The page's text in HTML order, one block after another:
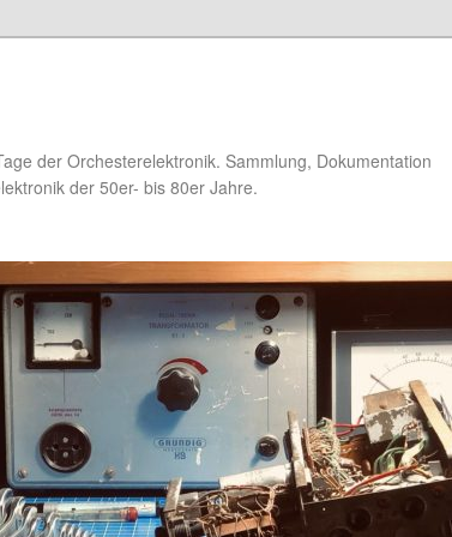
der Orchesterelektronik. Sammlung, Dokumentation
der 50er- bis 80er Jahre.